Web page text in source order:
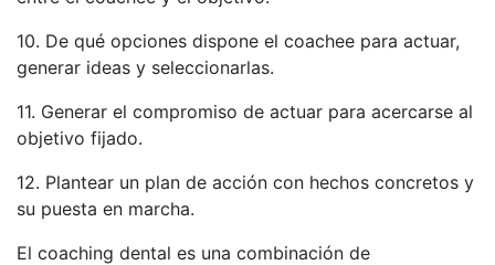
10. De qué opciones dispone el coachee para actuar,
generar ideas y seleccionarlas.
11. Generar el compromiso de actuar para acercarse al
objetivo fijado.
12. Plantear un plan de acción con hechos concretos y
su puesta en marcha.
El coaching dental es una combinación de